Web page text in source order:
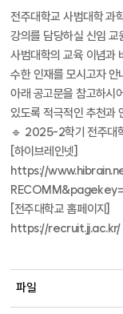
전주대학교 사범대학 과
강의를 담당하실 신임 교
사범대학의 교육 이념과
수한 인재를 모시고자 안
아래 공고문을 참고하시
있도록 적극적인 추천과
🔹 2025-2학기 전주대
[하이브레인넷]
https://
[전주대학교 홈페이지]
https://recruit.jj.ac.kr/
파일